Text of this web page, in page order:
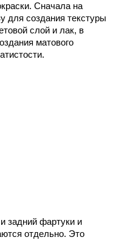
Сначала на
для создания текстуры
слой и лак, в
матового
задний фартуки и
отдельно. Это